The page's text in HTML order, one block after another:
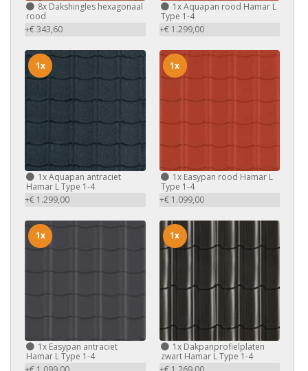
8x Dakshingles hexagonaal
rood
+€ 343,60
1xAquapan rood Hamar L
Type 1-4
+€ 1.299,00
1xAquapan antraciet
Hamar L Type 1-4
+€ 1.299,00
1x
1xEasypan rood Hamar L
Type 1-4
+€ 1.099,00
1x
1x Easypan antraciet
Hamar L Type 1-4
1x
1xDakpanprofielplaten
zwart Hamar L Type 1-4
1x